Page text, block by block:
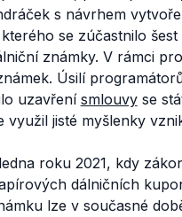
s návrhem
se zúčastnilo
známky. V rámci
Úsilí
uzavření smlouvyse
využil jisté myšlenky
roku 2021, kdy
dálničních
lze v současné